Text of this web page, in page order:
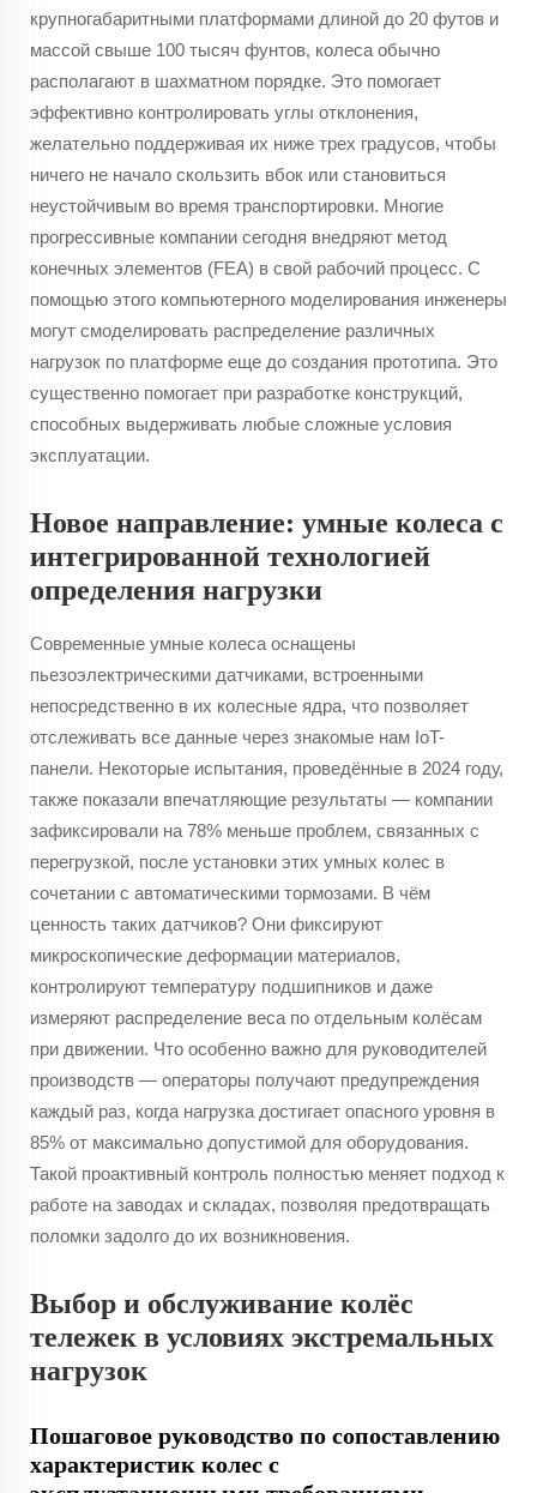
крупногабаритными платформами длиной до 20 футов и
массой свыше 100 тысяч фунтов, колеса обычно
располагают в шахматном порядке. Это помогает
эффективно контролировать углы отклонения,
желательно поддерживая их ниже трех градусов, чтобы
ничего не начало скользить вбок или становиться
неустойчивым во время транспортировки. Многие
прогрессивные компании сегодня внедряют метод
конечных элементов (FEA) в свой рабочий процесс. С
помощью этого компьютерного моделирования инженеры
могут смоделировать распределение различных
нагрузок по платформе еще до создания прототипа. Это
существенно помогает при разработке конструкций,
способных выдерживать любые сложные условия
эксплуатации.
Новое направление: умные колеса с
интегрированной технологией
определения нагрузки
Современные умные колеса оснащены
пьезоэлектрическими датчиками, встроенными
непосредственно в их колесные ядра, что позволяет
отслеживать все данные через знакомые нам IoT-
панели. Некоторые испытания, проведённые в 2024 году,
также показали впечатляющие результаты — компании
зафиксировали на 78% меньше проблем, связанных с
перегрузкой, после установки этих умных колес в
сочетании с автоматическими тормозами. В чём
ценность таких датчиков? Они фиксируют
микроскопические деформации материалов,
контролируют температуру подшипников и даже
измеряют распределение веса по отдельным колёсам
при движении. Что особенно важно для руководителей
производств — операторы получают предупреждения
каждый раз, когда нагрузка достигает опасного уровня в
85% от максимально допустимой для оборудования.
Такой проактивный контроль полностью меняет подход к
работе на заводах и складах, позволяя предотвращать
поломки задолго до их возникновения.
Выбор и обслуживание колёс
тележек в условиях экстремальных
нагрузок
Пошаговое руководство по сопоставлению
характеристик колес с